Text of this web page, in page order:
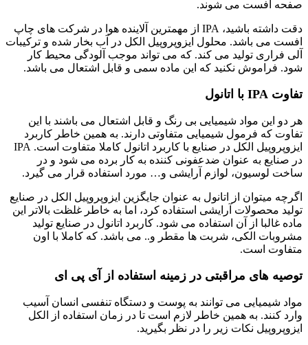
صفحه افست می شوند.
دقت داشته باشید، IPA از مهمترین آلاینده هوا در شرکت های چاپ
افست می باشد. محلول ایزوپروپیل الکل در آب بخار شده و ترکیبات
آلی فراری تولید می کند. که می تواند موجب آلودگی محیط کار
شود. فراموش نکنید که این ماده سمی و قابل اشتعال می باشد.
تفاوت IPA با اتانول
هر دو این مواد شیمیایی بی رنگ و قابل اشتعال می باشند با این
تفاوت که فرمول شیمیایی متفاوتی دارند. به همین خاطر کاربرد
ایزوپروپیل الکل در صنایع با کاربرد اتانول کاملا متفاوت است. IPA
در صنایع به عنوان ضدعفونی کننده به کار برده می شود و در
ساخت لوسیون، لوازم آرایشی و… مورد استفاده قرار می گیرد.
اگرچه میتوان از اتانول به عنوان جایگزین ایزوپروپیل الکل در صنایع
تولید محصولات آرایشی استفاده کرد، اما به خاطر غلظت بالاتر این
ماده غالبا از آن استفاده می شود. کاربرد اتانول در صنایع تولید
مشروبات الکی، شربت ها مقطر و.. می باشد. که کاملا با اون
متفاوت است.
توصیه های مراقبتی در زمینه استفاده از آی پی ای
مواد شیمیایی می توانند به پوست و دستگاه تنفسی انسان آسیب
وارد کنند. به همین خاطر لازم است تا در زمان استفاده از الکل
ایزوپروپیل نکات زیر را در نظر بگیرید.